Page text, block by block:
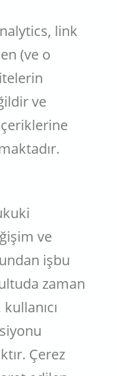
link
(ve o
ve
ve
işbu
zaman
Çerez